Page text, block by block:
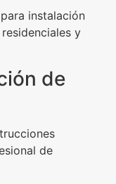
instalación
y
de
de